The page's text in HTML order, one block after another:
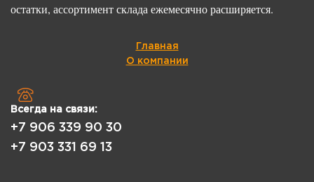
остатки, ассортимент склада ежемесячно расширяется.
Главная
О компании
Всегда на связи:
+7 906 339 90 30
+7 903 331 69 13